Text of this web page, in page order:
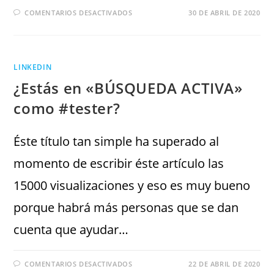
COMENTARIOS DESACTIVADOS 30 DE ABRIL DE 2020
LINKEDIN
¿Estás en «BÚSQUEDA ACTIVA»
como #tester?
Éste título tan simple ha superado al
momento de escribir éste artículo las
15000 visualizaciones y eso es muy bueno
porque habrá más personas que se dan
cuenta que ayudar…
COMENTARIOS DESACTIVADOS 22 DE ABRIL DE 2020